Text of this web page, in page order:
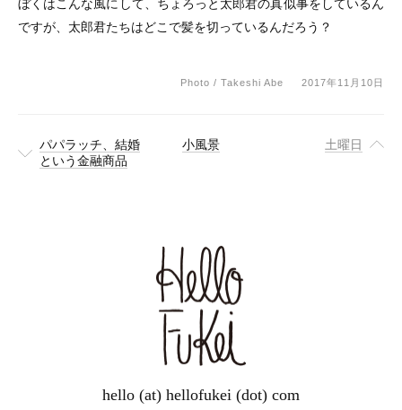
ぼくはこんな風にして、ちょろっと太郎君の真似事をしているん
ですが、太郎君たちはどこで髪を切っているんだろう？
Photo / Takeshi Abe 2017年11月10日
パパラッチ、結婚
という金融商品
小風景 土曜日
hello (at) hellofukei (dot) com